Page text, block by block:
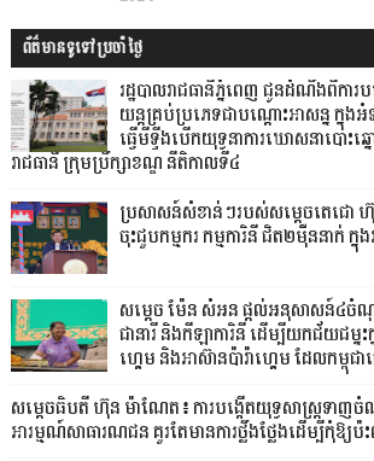
ព័ត៌មានទូទៅប្រចាំថ្ងៃ
រដ្ឋបាលរាជធានីភ្នំពេញ ជូនដំណឹងពីកា
យន្តគ្រប់ប្រភេទជាបណ្តោះអាសន្ន ក្នុ
ធ្វើមីទ្ទីងបើកយុទ្ធនាការឃោសនាបោះឆ្
រាជធានី ក្រុមប្រឹក្សាខណ្ឌ នីតិកាលទី៤
ប្រសាសន៍សំខាន់ៗរបស់សម្តេចតេជោ
ចុះជួបកម្មករ កម្មការិនី ជិត២ម៉ឺននាក់ ក្នុង
សម្តេច ម៉ែន សំអន ផ្តល់អនុសាសន៍៤ចំ
ជានារី និងកីឡាការិនី ដើម្បីយកជ័យជម្ន
ហ្គេម និងអាស៊ានប៉ារ៉ាហ្គេម ដែលកម្ពុជាធ្វ
សម្តេចធិបតី ហ៊ុន ម៉ាណែត៖ ការបង្កើតយុទ្ធសាស្ត្រទាញ
អារម្មណ៍សាធារណជន គួរតែមានការថ្លឹងថ្លែងដើម្បីកុំឱ្យ